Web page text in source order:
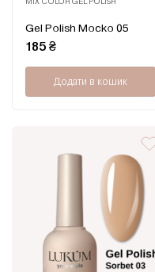
Оцінено
в
0
з
Gel Polish Mocko 05
185₴
Додати в кошик